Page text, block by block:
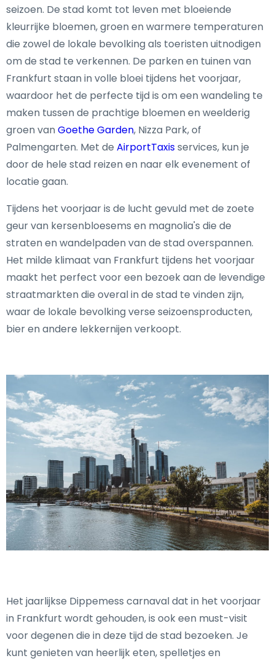
seizoen. De stad komt tot leven met bloeiende
kleurrijke bloemen, groen en warmere temperaturen
die zowel de lokale bevolking als toeristen uitnodigen
om de stad te verkennen. De parken en tuinen van
Frankfurt staan in volle bloei tijdens het voorjaar,
waardoor het de perfecte tijd is om een wandeling te
maken tussen de prachtige bloemen en weelderig
groen vanGoethe Garden, Nizza Park, of
Palmengarten. Met de AirportTaxisservices, kun je
door de hele stad reizen en naar elk evenement of
locatie gaan.
Tijdens het voorjaar is de lucht gevuld met de zoete
geur van kersenbloesems en magnolia's die de
straten en wandelpaden van de stad overspannen.
Het milde klimaat van Frankfurt tijdens het voorjaar
maakt het perfect voor een bezoek aan de levendige
straatmarkten die overal in de stad te vinden zijn,
waar de lokale bevolking verse seizoensproducten,
bier en andere lekkernijen verkoopt.
Het jaarlijkse Dippemess carnaval dat in het voorjaar
in Frankfurt wordt gehouden, is ook een must-visit
voor degenen die in deze tijd de stad bezoeken. Je
kunt genieten van heerlijk eten, spelletjes en